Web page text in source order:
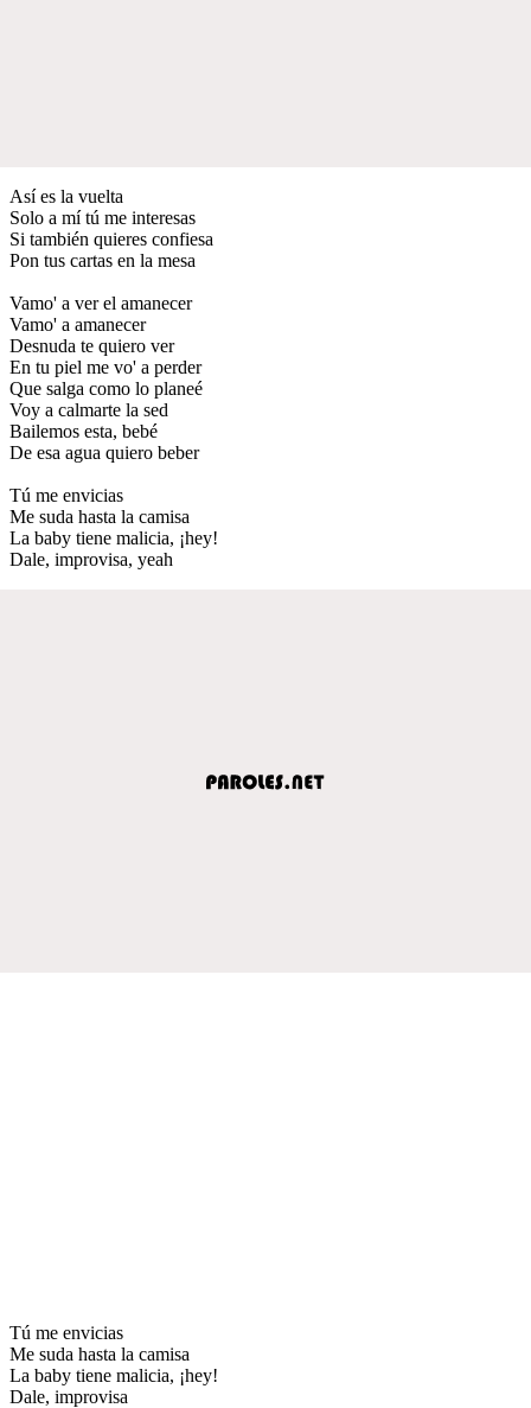
Así es la vuelta
Solo a mí tú me interesas
Si también quieres confiesa
Pon tus cartas en la mesa
Vamo' a ver el amanecer
Vamo' a amanecer
Desnuda te quiero ver
En tu piel me vo' a perder
Que salga como lo planeé
Voy a calmarte la sed
Bailemos esta, bebé
De esa agua quiero beber
Tú me envicias
Me suda hasta la camisa
La baby tiene malicia, ¡hey!
Dale, improvisa, yeah
Tú me envicias
Me suda hasta la camisa
La baby tiene malicia, ¡hey!
Dale, improvisa